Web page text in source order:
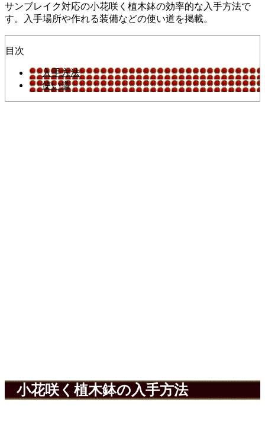
サンブレイク対応の小花咲く植木鉢の効率的な入手方法で
す。入手場所や作れる装備などの使い道を掲載。
目次
入手方法
使い道
小花咲く植木鉢の入手方法